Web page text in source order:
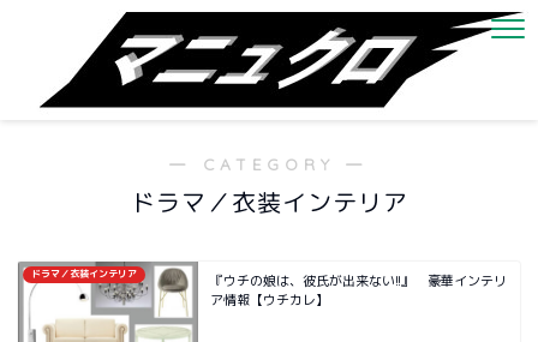
― CATEGORY ―
ドラマ／衣装インテリア
ドラマ／衣装インテリア
『ウチの娘は、彼氏が出来ない!!』 豪華インテリ
ア情報【ウチカレ】